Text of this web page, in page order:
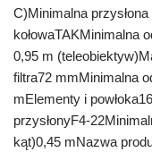
C)Minimalna
kołowaTAKMinimalna
0,95 m
filtra72 mmMinimalna
mElementy i
przysłonyF4-
kąt)0,45 mNazwa